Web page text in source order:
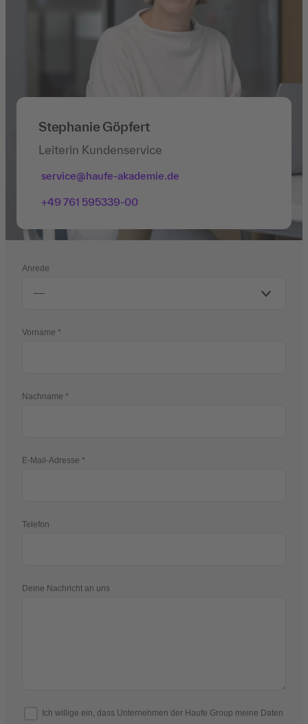
Stephanie Göpfert
Leiterin Kundenservice
service@haufe-akademie.de
+49 761 595339-00
Anrede
Vorname
Nachname
E-Mail-Adresse
Telefon
Deine Nachricht an uns
Ich willige ein, dass Unternehmen der Haufe Group meine Daten